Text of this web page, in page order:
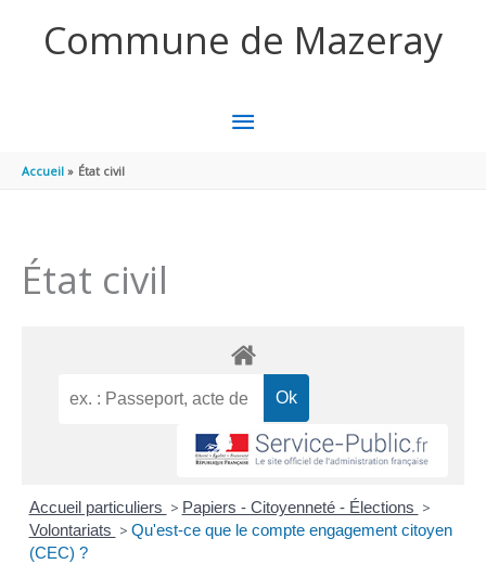
Commune de Mazeray
MENU
Accueil État civil
État civil
Accueil particuliers > Papiers - Citoyenneté - Élections >
Volontariats > Qu'est-ce que le compte engagement citoyen
(CEC) ?